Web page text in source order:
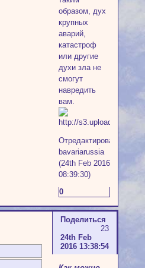
образом, дух
крупных
аварий,
катастроф
или другие
духи зла не
смогут
навредить
вам.
Отредактировано
bavariarussia
(24th Feb 2016
08:39:30)
0
Поделиться
23
24th Feb
2016 13:38:54